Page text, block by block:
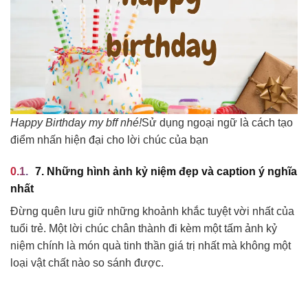
Happy Birthday my bff nhé!Sử dụng ngoại ngữ là cách tạo
điểm nhấn hiện đại cho lời chúc của bạn
7. Những hình ảnh kỷ niệm đẹp và caption ý nghĩa
nhất
Đừng quên lưu giữ những khoảnh khắc tuyệt vời nhất của
tuổi trẻ. Một lời chúc chân thành đi kèm một tấm ảnh kỷ
niệm chính là món quà tinh thần giá trị nhất mà không một
loại vật chất nào so sánh được.